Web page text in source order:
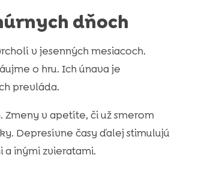
dňoch
v jesenných mesiacoch.
o hru. Ich únava je
prevláda.
Zmeny v apetíte, či už smerom
Depresívne časy ďalej stimulujú
a inými zvieratami.